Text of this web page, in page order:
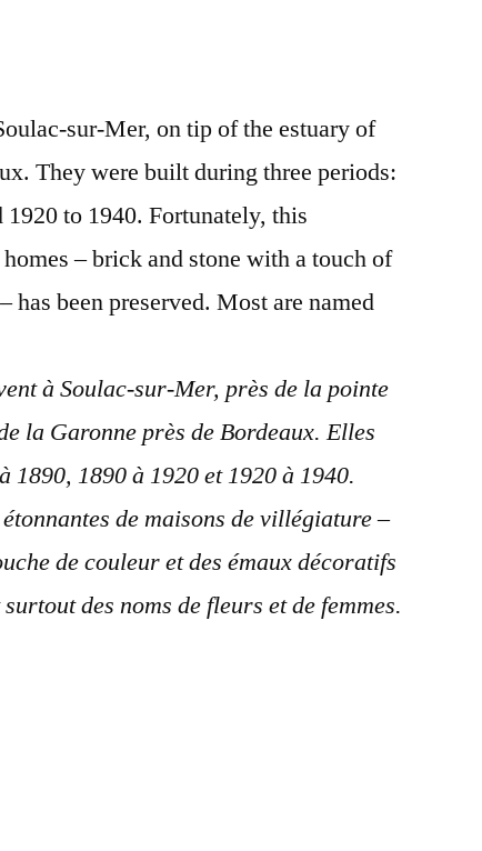
Mer
sur-Mer, on tip of the estuary of
They were built during three periods:
to 1940. Fortunately, this
– brick and stone with a touch of
has been preserved. Most are named
à Soulac-sur-Mer, près de la pointe
la Garonne près de Bordeaux. Elles
1890, 1890 à 1920 et 1920 à 1940.
de maisons de villégiature –
de couleur et des émaux décoratifs
des noms de fleurs et de femmes.